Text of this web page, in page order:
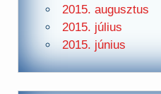
2015. augusztus
2015. július
2015. június